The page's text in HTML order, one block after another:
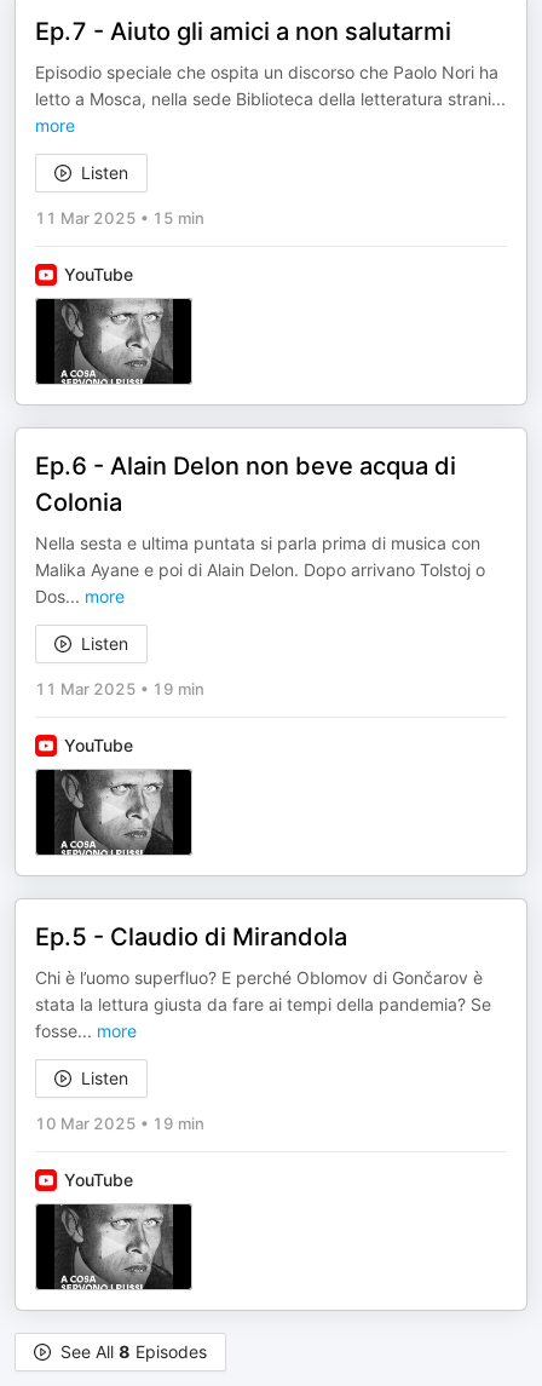
Ep.7 - Aiuto gli amici a non salutarmi
Episodio speciale che ospita un discorso che Paolo Nori ha
letto a Mosca, nella sede Biblioteca della letteratura strani...
more
Listen
11 Mar 2025 • 15 min
YouTube
Ep.6 - Alain Delon non beve acqua di
Colonia
Nella sesta e ultima puntata si parla prima di musica con
Malika Ayane e poi di Alain Delon. Dopo arrivano Tolstoj o
Dos... more
Listen
11 Mar 2025 • 19 min
YouTube
Ep.5 - Claudio di Mirandola
Chi è l’uomo superfluo? E perché Oblomov di Gončarov è
stata la lettura giusta da fare ai tempi della pandemia? Se
fosse... more
Listen
10 Mar 2025 • 19 min
YouTube
See All 8 Episodes